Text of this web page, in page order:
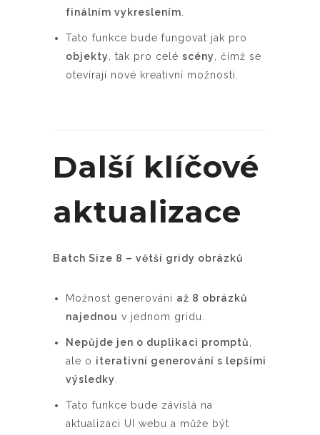
finálním vykreslením
Tato funkce bude fungovat jak pro
objekty
, tak pro celéscény
, čímž se
otevírají nové kreativní možnosti.
Další klíčové
aktualizace
Batch Size 8 – větší gridy obrázků
Možnost generování až 8 obrázků
najednou v jednom gridu.
Nepůjde jen o duplikaci promptů
ale o iterativní generování s lepšími
výsledky
Tato funkce bude závislá na
aktualizaci UI webu a může být